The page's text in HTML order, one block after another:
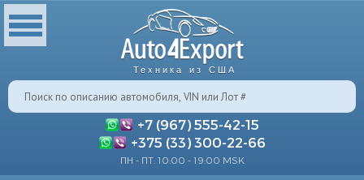
Техника из США
+7 (967) 555-42-15
+375 (33) 300-22-66
ПН - ПТ: 10:00 - 19:00 MSK